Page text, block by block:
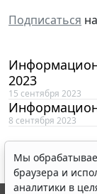
Подписаться
2023
15 сентября 2023
8 сентября 2023
Мы
браузера и
аналитики в